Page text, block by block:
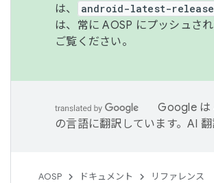
は、
android-latest-release
は、常に AOSP にプッシュさ
ご覧ください。
Google は
の言語に翻訳しています。AI
AOSP ドキュメント リファレンス